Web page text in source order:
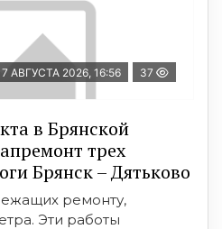
7 АВГУСТА 2026, 16:56 37
в Брянской
трех
Брянск – Дятьково
ремонту,
Эти работы